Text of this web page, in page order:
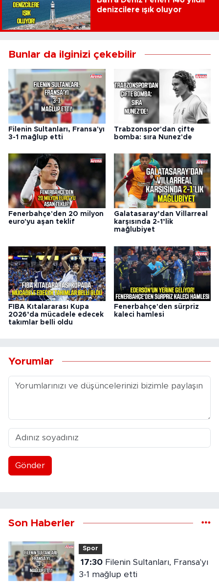
denizcilere ışık oluyor
Bunlar da ilginizi çekebilir
Filenin Sultanları, Fransa'yı
3-1 mağlup etti
Trabzonspor'dan çifte
bomba: sıra Nunez'de
Fenerbahçe'den 20 milyon
euro'yu aşan teklif
Galatasaray’dan Villarreal
karşısında 2-1’lik
mağlubiyet
FIBA Kıtalararası Kupa
2026’da mücadele edecek
takımlar belli oldu
Fenerbahçe'den sürpriz
kaleci hamlesi
Yorumlar
Gönder
Son Haberler
Spor
17:30Filenin Sultanları, Fransa'yı
3-1 mağlup etti